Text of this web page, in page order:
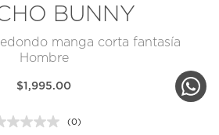
BUNNY
manga corta fantasía
Hombre
$1,995.00
Sin
(0)